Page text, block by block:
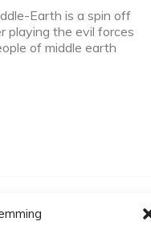
Earth is a spin off
playing the evil forces
of middle earth